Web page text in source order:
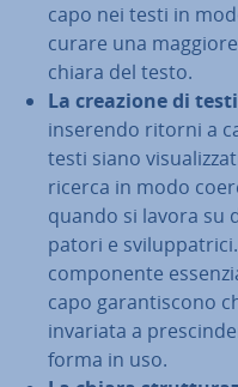
capo nei testi in
cu­ra­re una
chiara del testo.
La creazione di
inserendo ritorni a
testi siano
ricerca in modo
quando si lavora su
pa­to­ri e
com­po­nen­te
capo ga­ran­ti­sco­no
invariata a
for­ma in uso.